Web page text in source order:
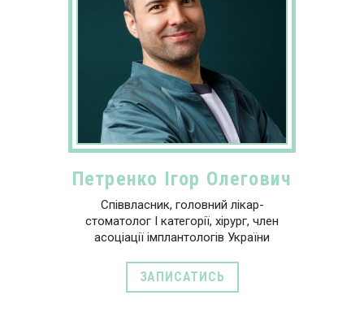
Петренко Ігор Олегович
Співвласник, головний лікар-
стоматолог І категорії, хірург, член
асоціації імплантологів України
ЗАПИСАТИСЬ